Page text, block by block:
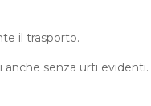
il trasporto.
anche senza urti evidenti.